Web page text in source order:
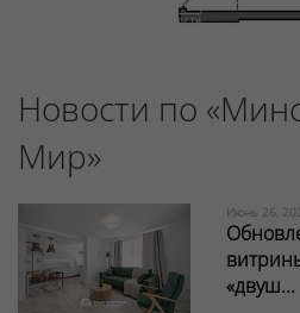
Новости по
Мир»
Июнь 26,
«двуш...